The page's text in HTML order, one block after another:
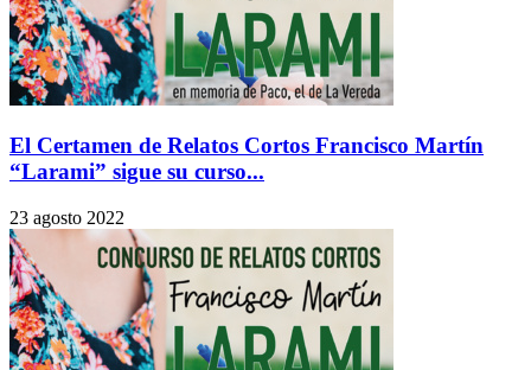
El Certamen de Relatos Cortos Francisco Martín
“Larami” sigue su curso...
23 agosto 2022